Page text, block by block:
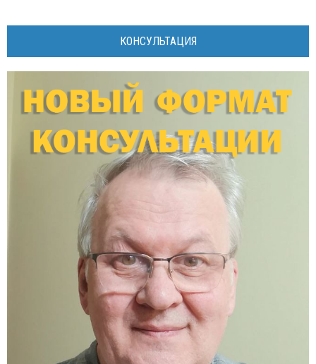
КОНСУЛЬТАЦИЯ